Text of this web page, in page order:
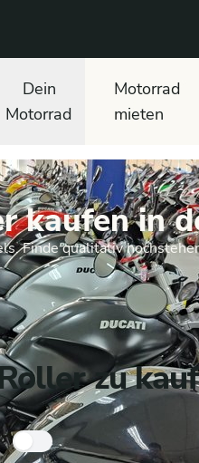
Dein
Motorrad
Motorrad
mieten
kaufen in
Finde qualitativ
zu
Nur Neuzugänge